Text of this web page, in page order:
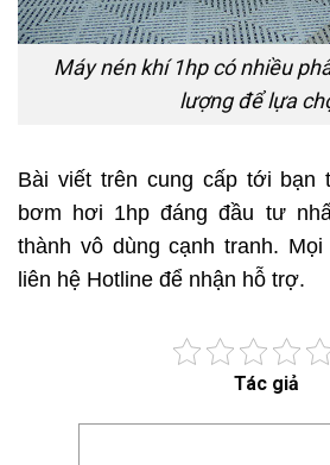
Máy nén khí 1hp có nhiều
lượng để lựa
Bài viết trên cung cấp tới bạn
bơm hơi 1hp đáng đầu tư
thành vô dùng cạnh tranh.
liên hệ Hotline để nhận hỗ trợ.
Tác giả